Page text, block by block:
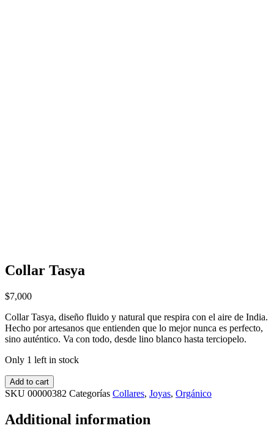
Collar Tasya
$7,000
Collar Tasya, diseño fluido y natural que respira con el aire de India.
Hecho por artesanos que entienden que lo mejor nunca es perfecto,
sino auténtico. Va con todo, desde lino blanco hasta terciopelo.
Only 1 left in stock
Add to cart
SKU 00000382 Categorías Collares, Joyas, Orgánico
Additional information